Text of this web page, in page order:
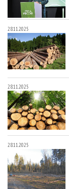
28.11.2025
28.11.2025
28.11.2025